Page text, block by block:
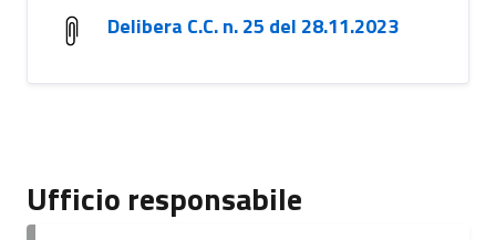
Delibera C.C. n. 25 del 28.11.2023
Ufficio responsabile